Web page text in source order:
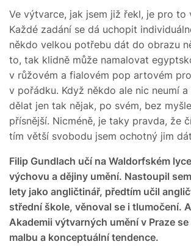
Ve výtvarce, jak jsem již řekl, je pro to
Každé zadání se dá uchopit
někdo velkou potřebu dát do obrazu
to, tak klidně může namalovat
v růžovém a fialovém pop artovém
v pořádku. Když někdo ale nic neumí
dělat jen tak nějak, po svém, bez
přísnější. Nicméně, je taky pravda, že
tím větší svobodu jsem ochotný jim
Filip Gundlach učí na Waldorfském
výchovu a dějiny umění. Nastoupil
lety jako angličtinář, předtím učil
střední škole, věnoval se i tlumočení.
Akademii výtvarných umění v Praze
malbu a konceptuální tendence.